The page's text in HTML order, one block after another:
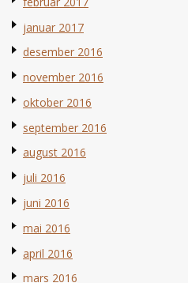
januar 2017
desember 2016
november 2016
oktober 2016
september 2016
august 2016
juli 2016
juni 2016
mai 2016
april 2016
mars 2016